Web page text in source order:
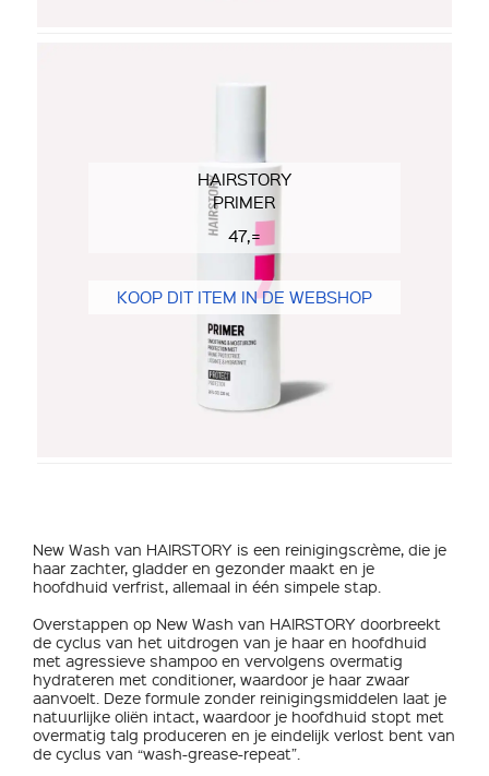
HAIRSTORY
PRIMER
47,=
KOOP DIT ITEM IN DE WEBSHOP
New Wash van HAIRSTORY is een reinigingscrème, die je
haar zachter, gladder en gezonder maakt en je
hoofdhuid verfrist, allemaal in één simpele stap.
Overstappen op New Wash van HAIRSTORY doorbreekt
de cyclus van het uitdrogen van je haar en hoofdhuid
met agressieve shampoo en vervolgens overmatig
hydrateren met conditioner, waardoor je haar zwaar
aanvoelt. Deze formule zonder reinigingsmiddelen laat je
natuurlijke oliën intact, waardoor je hoofdhuid stopt met
overmatig talg produceren en je eindelijk verlost bent van
de cyclus van “wash-grease-repeat”.